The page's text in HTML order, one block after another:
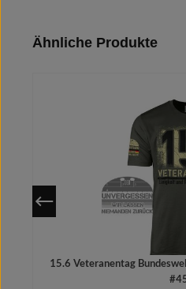
Produktgalerie überspringen
Ähnliche Produkte
15.6 Veteranentag Bundeswehr